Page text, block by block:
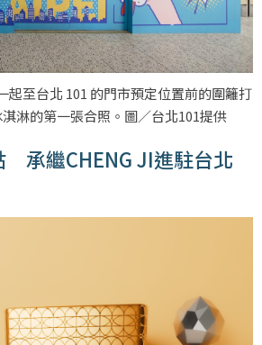
起至台北 101 的門市預定位置前的圍籬打
淋的第一張合照。圖／台北101提供
承繼CHENG JI進駐台北